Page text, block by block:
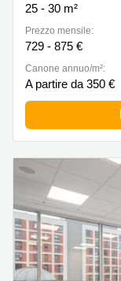
25 - 30 m²
Prezzo mensile:
729 - 875 €
Canone annuo/m²:
A partire da 350 €